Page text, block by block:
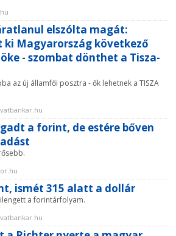
elszólta magát:
ki Magyarország következő
- szombat dönthet a Tisza-
az új államfői posztra - ők lehetnek a TISZA
a forint, de estére bőven
ismét 315 alatt a dollár
a forintárfolyam.